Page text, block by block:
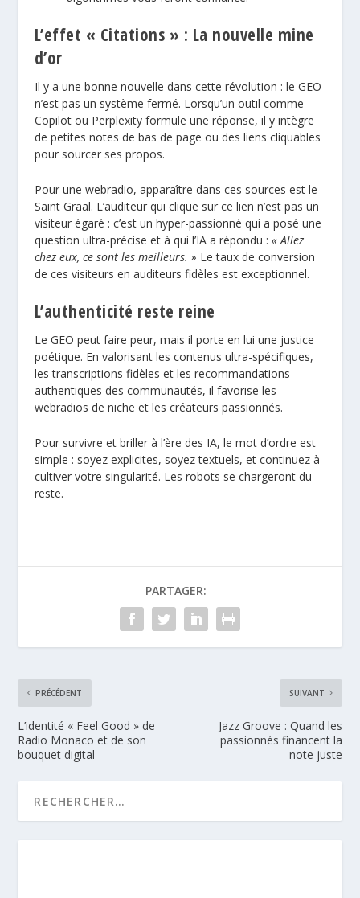
L’effet « Citations » : La nouvelle mine
d’or
Il y a une bonne nouvelle dans cette révolution : le GEO
n’est pas un système fermé. Lorsqu’un outil comme
Copilot ou Perplexity formule une réponse, il y intègre
de petites notes de bas de page ou des liens cliquables
pour sourcer ses propos.
Pour une webradio, apparaître dans ces sources est le
Saint Graal. L’auditeur qui clique sur ce lien n’est pas un
visiteur égaré : c’est un hyper-passionné qui a posé une
question ultra-précise et à qui l’IA a répondu : « Allez
chez eux, ce sont les meilleurs. » Le taux de conversion
de ces visiteurs en auditeurs fidèles est exceptionnel.
L’authenticité reste reine
Le GEO peut faire peur, mais il porte en lui une justice
poétique. En valorisant les contenus ultra-spécifiques,
les transcriptions fidèles et les recommandations
authentiques des communautés, il favorise les
webradios de niche et les créateurs passionnés.
Pour survivre et briller à l’ère des IA, le mot d’ordre est
simple : soyez explicites, soyez textuels, et continuez à
cultiver votre singularité. Les robots se chargeront du
reste.
PARTAGER:
PRÉCÉDENT
L’identité « Feel Good » de
Radio Monaco et de son
bouquet digital
SUIVANT
Jazz Groove : Quand les
passionnés financent la
note juste